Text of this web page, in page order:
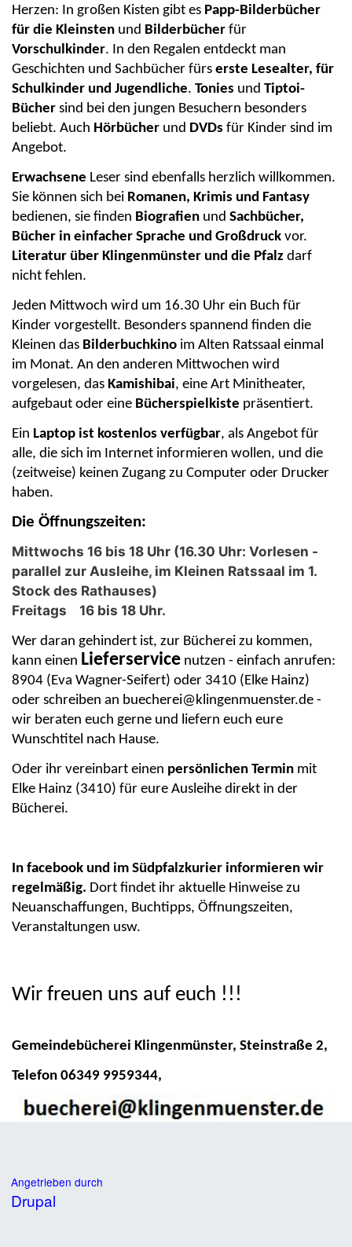
Herzen: In großen Kisten gibt es Papp-Bilderbücher
für die Kleinsten und Bilderbücher für
Vorschulkinder. In den Regalen entdeckt man
Geschichten und Sachbücher fürs erste Lesealter, für
Schulkinder und Jugendliche. Tonies und Tiptoi-
Bücher sind bei den jungen Besuchern besonders
beliebt. Auch Hörbücher und DVDs für Kinder sind im
Angebot.
Erwachsene Leser sind ebenfalls herzlich willkommen.
Sie können sich bei Romanen, Krimis und Fantasy
bedienen, sie finden Biografien und Sachbücher,
Bücher in einfacher Sprache und Großdruck vor.
Literatur über Klingenmünster und die Pfalz darf
nicht fehlen.
Jeden Mittwoch wird um 16.30 Uhr ein Buch für
Kinder vorgestellt. Besonders spannend finden die
Kleinen das Bilderbuchkino im Alten Ratssaal einmal
im Monat. An den anderen Mittwochen wird
vorgelesen, das Kamishibai, eine Art Minitheater,
aufgebaut oder eine Bücherspielkiste präsentiert.
Ein Laptop ist kostenlos verfügbar, als Angebot für
alle, die sich im Internet informieren wollen, und die
(zeitweise) keinen Zugang zu Computer oder Drucker
haben.
Die Öffnungszeiten:
Mittwochs 16 bis 18 Uhr (16.30 Uhr: Vorlesen -
parallel zur Ausleihe, im Kleinen Ratssaal im 1.
Stock des Rathauses)
Freitags 16 bis 18 Uhr.
Wer daran gehindert ist, zur Bücherei zu kommen,
kann einen Lieferservice nutzen - einfach anrufen:
8904 (Eva Wagner-Seifert) oder 3410 (Elke Hainz)
oder schreiben an buecherei@klingenmuenster.de -
wir beraten euch gerne und liefern euch eure
Wunschtitel nach Hause.
Oder ihr vereinbart einen persönlichen Termin mit
Elke Hainz (3410) für eure Ausleihe direkt in der
Bücherei.
In facebook und im Südpfalzkurier informieren wir
regelmäßig. Dort findet ihr aktuelle Hinweise zu
Neuanschaffungen, Buchtipps, Öffnungszeiten,
Veranstaltungen usw.
Wir freuen uns auf euch !!!
Gemeindebücherei Klingenmünster, Steinstraße 2,
Telefon 06349 9959344,
Angetrieben durch
Drupal